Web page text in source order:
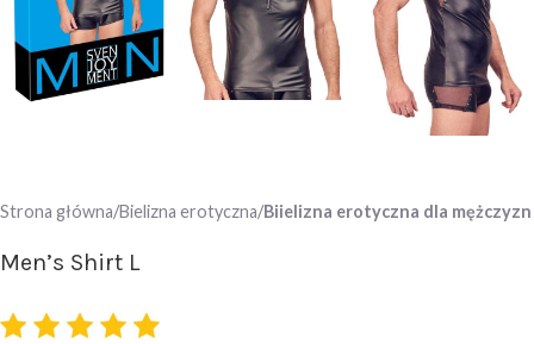
Strona główna Bielizna erotyczna Biielizna erotyczna dla mężczyzn
Men’s Shirt L